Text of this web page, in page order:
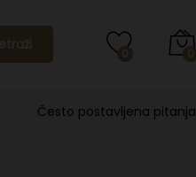
0 0
Često postavljena pitanja